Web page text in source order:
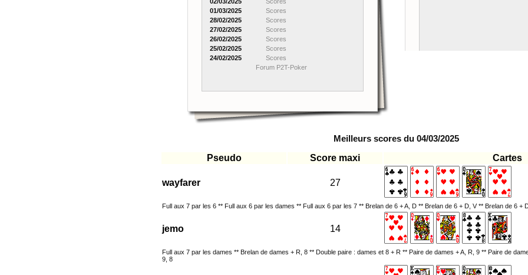
01/03/2025
Scores
28/02/2025
Scores
27/02/2025
Scores
26/02/2025
Scores
25/02/2025
Scores
24/02/2025
Scores
Forum P2T-Poker
Meilleurs scores du 04/03/2025
Pseudo
Score maxi Cartes
wayfarer 27
Full aux 7 par les 6 ** Full aux 6 par les dames ** Full aux 6 par les 7 ** Brelan de 6 + A, D ** Brelan de 6 + D, V ** Brelan de 6 +
jemo 14
Full aux 7 par les dames ** Brelan de dames + R, 8 ** Double paire : dames et 8 + R ** Paire de dames + A, R, 9 ** Paire de
9, 8